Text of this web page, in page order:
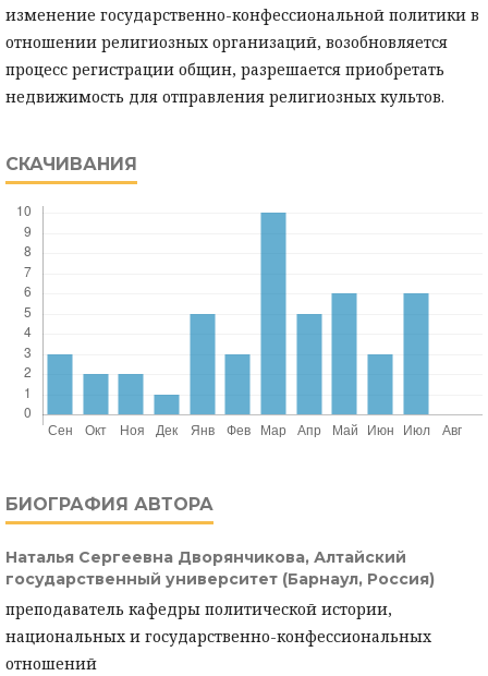
изменение государственно-конфессиональной политики в
отношении религиозных организаций, возобновляется
процесс регистрации общин, разрешается приобретать
недвижимость для отправления религиозных культов.
СКАЧИВАНИЯ
БИОГРАФИЯ АВТОРА
Наталья Сергеевна Дворянчикова, Алтайский
государственный университет (Барнаул, Россия)
преподаватель кафедры политической истории,
национальных и государственно-конфессиональных
отношений